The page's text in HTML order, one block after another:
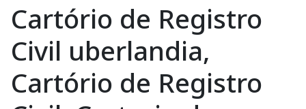
Cartório de Registro
Civil uberlandia,
Cartório de Registro